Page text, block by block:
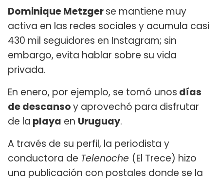
Dominique Metzgerse mantiene muy
activa en las redes sociales y acumula casi
430 mil seguidores en Instagram; sin
embargo, evita hablar sobre su vida
privada.
En enero, por ejemplo, se tomó unos días
de descansoy aprovechó para disfrutar
de la playa en Uruguay.
A través de su perfil, la periodista y
conductora de Telenoche (El Trece) hizo
una publicación con postales donde se la